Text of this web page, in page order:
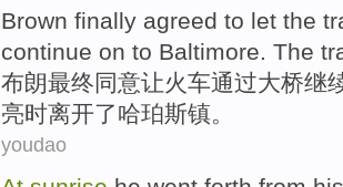
Brown finally agreed to let the
continue on to Baltimore. The
布朗最终同意让火车通过大桥继
亮时离开了哈珀斯镇。
youdao